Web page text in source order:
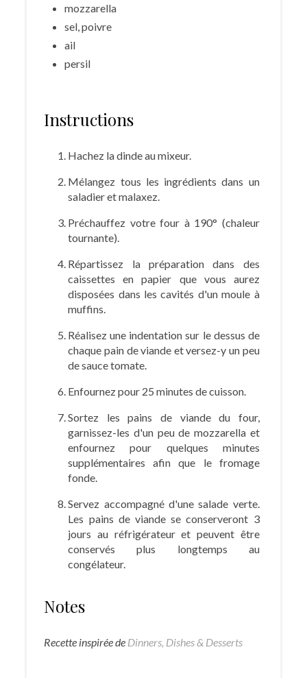
mozzarella
sel, poivre
ail
persil
Instructions
Hachez la dinde au mixeur.
Mélangez tous les ingrédients dans un
saladier et malaxez.
Préchauffez votre four à 190° (chaleur
tournante).
Répartissez la préparation dans des
caissettes en papier que vous aurez
disposées dans les cavités d'un moule à
muffins.
Réalisez une indentation sur le dessus de
chaque pain de viande et versez-y un peu
de sauce tomate.
Enfournez pour 25 minutes de cuisson.
Sortez les pains de viande du four,
garnissez-les d'un peu de mozzarella et
enfournez pour quelques minutes
supplémentaires afin que le fromage
fonde.
Servez accompagné d'une salade verte.
Les pains de viande se conserveront 3
jours au réfrigérateur et peuvent être
conservés plus longtemps au
congélateur.
Notes
Recette inspirée de Dinners, Dishes & Desserts